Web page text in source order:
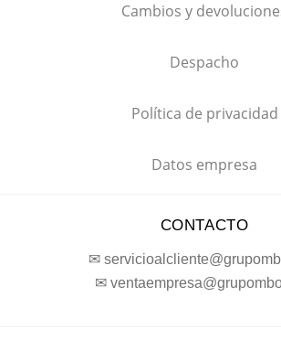
Cambios y
Despacho
Política de privacidad
Datos empresa
CONTACTO
✉
✉